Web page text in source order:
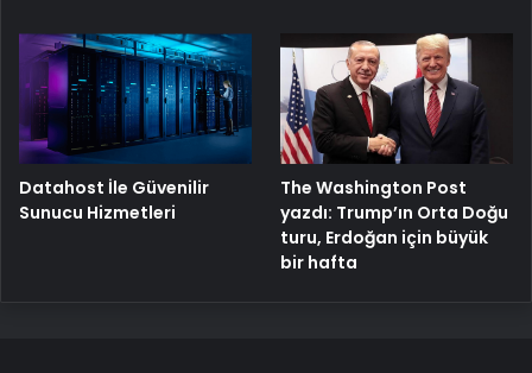
Datahost İle Güvenilir
Sunucu Hizmetleri
The Washington Post
yazdı: Trump’ın Orta Doğu
turu, Erdoğan için büyük
bir hafta